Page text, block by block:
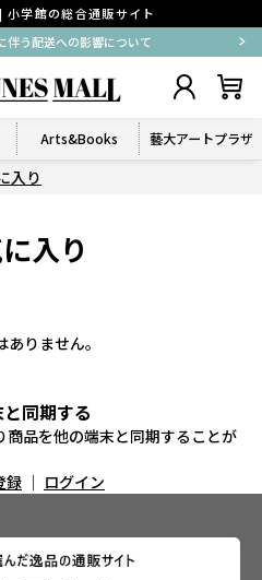
学館の総合通販サイト
伴う配送への影響について
Arts&Books 藝大アートプラザ
入り
入り
りません。
同期する
品を他の端末と同期することが
録 ｜ ログイン